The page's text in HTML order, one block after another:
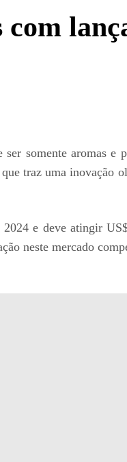
somente aromas e
traz uma inovação
e deve atingir
neste mercado